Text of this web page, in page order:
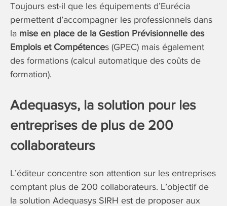
Toujours est-il que les équipements d’Eurécia
permettent d’accompagner les professionnels dans
la mise en place de la Gestion Prévisionnelle des
Emplois et Compétences (GPEC) mais également
des formations (calcul automatique des coûts de
formation).
Adequasys, la solution pour les
entreprises de plus de 200
collaborateurs
L’éditeur concentre son attention sur les entreprises
comptant plus de 200 collaborateurs. L’objectif de
la solution Adequasys SIRH est de proposer aux